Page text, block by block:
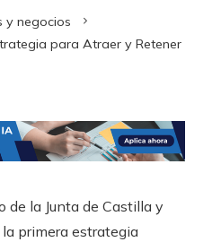
y negocios
para Atraer y Retener
de la Junta de Castilla y
primera estrategia